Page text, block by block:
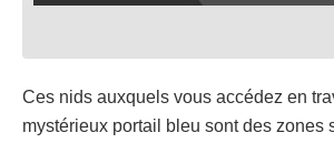
Ces nids auxquels vous accédez en
mystérieux portail bleu sont des zones